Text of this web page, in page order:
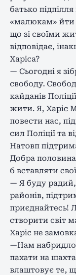
батько
«малюкам» йти
що зі своїми
відповідає,
Харіса?
— Сьогодні я
свободу.
кайданів
жити. Я, Харіс
повести нас,
сил Поліції та
Натовп
Добра
б вставляти
— Я буду радий,
районів,
приєднайтесь!
створити світ
Харіс не
—Нам набридло
пахати на
влаштовує те,